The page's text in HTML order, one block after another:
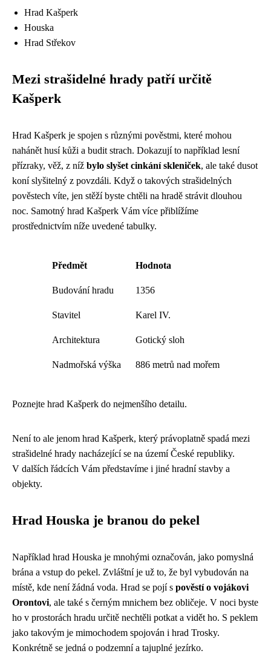
Hrad Kašperk
Houska
Hrad Střekov
Mezi strašidelné hrady patří určitě
Kašperk
Hrad Kašperk je spojen s různými pověstmi, které mohou
nahánět husí kůži a budit strach. Dokazují to například lesní
přízraky, věž, z níž bylo slyšet cinkání skleniček, ale také dusot
koní slyšitelný z povzdáli. Když o takových strašidelných
pověstech víte, jen stěží byste chtěli na hradě strávit dlouhou
noc. Samotný hrad Kašperk Vám více přiblížíme
prostřednictvím níže uvedené tabulky.
Předmět Hodnota
Budování hradu 1356
Stavitel Karel IV.
Architektura Gotický sloh
Nadmořská výška 886 metrů nad mořem
Poznejte hrad Kašperk do nejmenšího detailu.
Není to ale jenom hrad Kašperk, který právoplatně spadá mezi
strašidelné hrady nacházející se na území České republiky.
V dalších řádcích Vám představíme i jiné hradní stavby a
objekty.
Hrad Houska je branou do pekel
Například hrad Houska je mnohými označován, jako pomyslná
brána a vstup do pekel. Zvláštní je už to, že byl vybudován na
místě, kde není žádná voda. Hrad se pojí s pověstí o vojákovi
Orontovi, ale také s černým mnichem bez obličeje. V noci byste
ho v prostorách hradu určitě nechtěli potkat a vidět ho. S peklem
jako takovým je mimochodem spojován i hrad Trosky.
Konkrétně se jedná o podzemní a tajuplné jezírko.